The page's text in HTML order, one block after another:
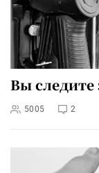
Вы следите
5005 2